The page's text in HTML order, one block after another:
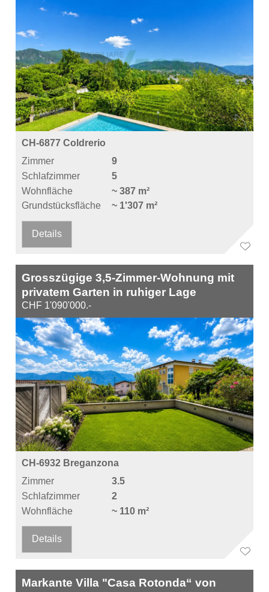
CH-6877 Coldrerio
Zimmer
9
Schlafzimmer
5
Wohnfläche
~ 387 m²
Grundstücksfläche
~ 1'307 m²
Details
Grosszügige 3,5-Zimmer-Wohnung mit
privatem Garten in ruhiger Lage
CHF 1'090'000.-
CH-6932 Breganzona
Zimmer
3.5
Schlafzimmer
2
Wohnfläche
~ 110 m²
Details
Markante Villa "Casa Rotonda“ von